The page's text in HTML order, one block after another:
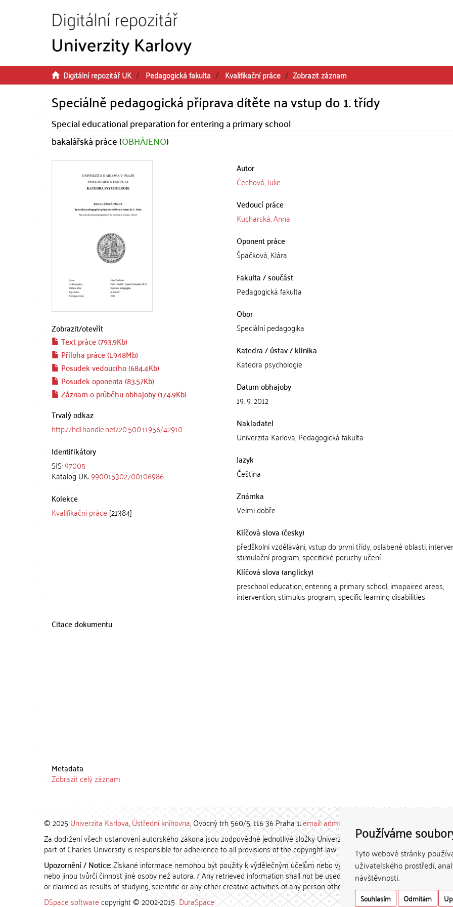
Používáme
Tyto webové stránky
uživatelského prostředí,
návštěvnosti.
Souhlasím Odmítám
Digitální repozitář UK Pedagogická fakulta Kvalifikační práce Zobrazit záznam
Speciálně pedagogická příprava dítěte na vstup do 1. třídy
Special educational preparation for entering a primary school
bakalářská práce (OBHÁJENO)
Zobrazit/otevřít
Text práce (793.9Kb)
Příloha práce (1.948Mb)
Posudek vedoucího (684.4Kb)
Posudek oponenta (83.57Kb)
Záznam o průběhu obhajoby (174.9Kb)
Trvalý odkaz
http://hdl.handle.net/20.500.11956/42910
Identifikátory
SIS:97005
Katalog UK:990015302700106986
Kolekce
Kvalifikační práce [21384]
Autor
Čechová, Julie
Vedoucí práce
Kucharská, Anna
Oponent práce
Špačková, Klára
Fakulta / součást
Pedagogická fakulta
Obor
Speciální pedagogika
Katedra / ústav / klinika
Katedra psychologie
Datum obhajoby
19. 9. 2012
Nakladatel
Univerzita Karlova, Pedagogická fakulta
Jazyk
Čeština
Známka
Velmi dobře
Klíčová slova (česky)
předškolní vzdělávání, vstup do první třídy, oslabené oblasti,
stimulační program, specifické poruchy učení
Klíčová slova (anglicky)
preschool education, entering a primary school, imapaired areas,
intervention, stimulus program, specific learning disabilities
Citace dokumentu
Metadata
Zobrazit celý záznam
© 2025 Univerzita Karlova,Ústřední knihovna, Ovocný trh 560/5, 116 36 Praha 1;email: admin-repozitar [at] cuni.cz
Za dodržení všech ustanovení autorského zákona jsou zodpovědné jednotlivé složky Univerzity Karlovy. / Each constituent
part of Charles University is responsible for adherence to all provisions of the copyright law.
Upozornění / Notice:Získané informace nemohou být použity k výdělečným účelům nebo vydávány za studijní, vědeckou
nebo jinou tvůrčí činnost jiné osoby než autora. / Any retrieved information shall not be used for any commercial purposes
or claimed as results of studying, scientific or any other creative activities of any person other than the author.
DSpace softwarecopyright © 2002-2015 DuraSpace